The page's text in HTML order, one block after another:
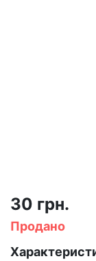
30 грн.
Продано